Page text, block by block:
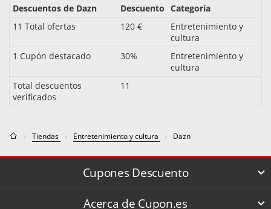
Descuentos de Dazn Descuento Categoría
11 Total ofertas
120 €
Entretenimiento y
cultura
1 Cupón destacado
30%
Entretenimiento y
cultura
Total descuentos
verificados
11
Tiendas Entretenimiento y cultura Dazn
Cupones Descuento
Acerca de Cupon.es